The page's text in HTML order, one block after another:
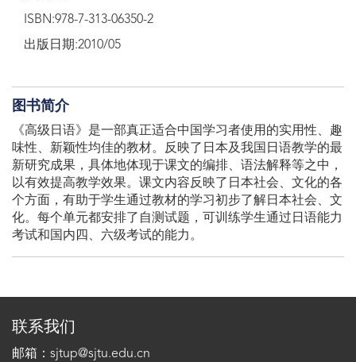
ISBN:978-7-313-06350-2
出版日期:2010/05
图书简介
《高级日语》是一部真正适合中国学习者使用的实用性、趣
味性、新颖性均佳的教材。反映了日本及我国日语教学的最
新研究成果，具体地体现于课文的编排、语法解释等之中，
以有效提高教学效果。课文内容反映了日本社会、文化的各
个方面，有助于学生通过教材的学习初步了解日本社会、文
化。每个单元都安排了自测试题，可训练学生通过日语能力
考试和国内四、六级考试的能力。
联系我们
邮箱：sjtup@sjtu.edu.cn